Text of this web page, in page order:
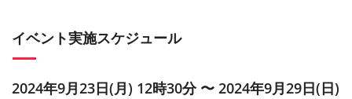
イベント実施スケジュール
2024年9月23日(月) 12時30分 〜 2024年9月29日(日)